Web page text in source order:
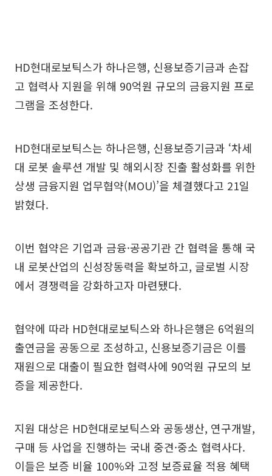
HD현대로보틱스가 하나은행, 신용보증기금과 손잡
고 협력사 지원을 위해 90억원 규모의 금융지원 프로
그램을 조성한다.
HD현대로보틱스는 하나은행, 신용보증기금과 ‘차세
대 로봇 솔루션 개발 및 해외시장 진출 활성화를 위한
상생 금융지원 업무협약(MOU)’을 체결했다고 21일
밝혔다.
이번 협약은 기업과 금융·공공기관 간 협력을 통해 국
내 로봇산업의 신성장동력을 확보하고, 글로벌 시장
에서 경쟁력을 강화하고자 마련됐다.
협약에 따라 HD현대로보틱스와 하나은행은 6억원의
출연금을 공동으로 조성하고, 신용보증기금은 이를
재원으로 대출이 필요한 협력사에 90억원 규모의 보
증을 제공한다.
지원 대상은 HD현대로보틱스와 공동생산, 연구개발,
구매 등 사업을 진행하는 국내 중견·중소 협력사다.
이들은 보증 비율 100%와 고정 보증료율 적용 혜택